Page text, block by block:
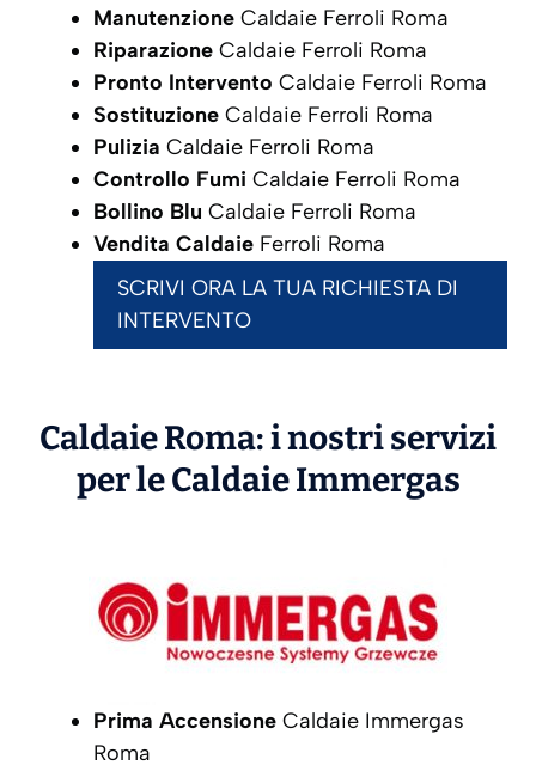
Manutenzione Caldaie Ferroli Roma
Riparazione Caldaie Ferroli Roma
Pronto Intervento Caldaie Ferroli Roma
Sostituzione Caldaie Ferroli Roma
Pulizia Caldaie Ferroli Roma
Controllo Fumi Caldaie Ferroli Roma
Bollino Blu Caldaie Ferroli Roma
Vendita Caldaie Ferroli Roma
SCRIVI ORA LA TUA RICHIESTA DI
INTERVENTO
Caldaie Roma: i nostri servizi
per le CaldaieImmergas
Prima Accensione Caldaie Immergas
Roma